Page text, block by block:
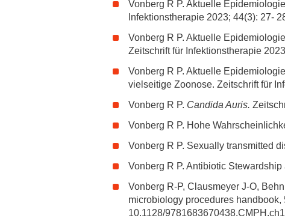
Vonberg R P. Aktuelle
Infektionstherapie 2023; 44(3): 27-
Vonberg R P. Aktuelle
Zeitschrift für Infektionstherapie
Vonberg R P. Aktuelle
vielseitige Zoonose. Zeitschrift für
Vonberg R P. Candida Auris.
Vonberg R P. Hohe
Vonberg R P. Sexually transmitted
Vonberg R P. Antibiotic
Vonberg R-P, Clausmeyer J-O,
microbiology procedures
10.1128/